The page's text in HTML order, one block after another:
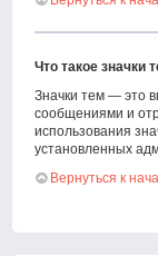
Что такое значки
Значки тем — это
сообщениями и
использования
установленных
Вернуться к